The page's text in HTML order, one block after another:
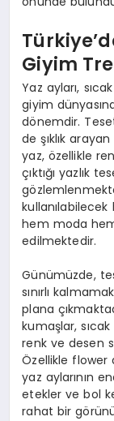
Giyim
Yaz ayları,
giyim
dönemdir.
de şıklık
yaz, özellikle
çıktığı yazlık
hem moda
edilmektedir.
Günümüzde,
sınırlı
plana
kumaşlar,
renk ve desen
Özellikle flower
yaz aylarının
etekler ve bol
rahat bir